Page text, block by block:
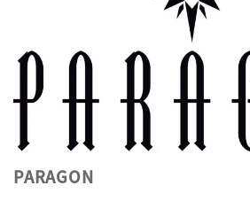
PARAGON